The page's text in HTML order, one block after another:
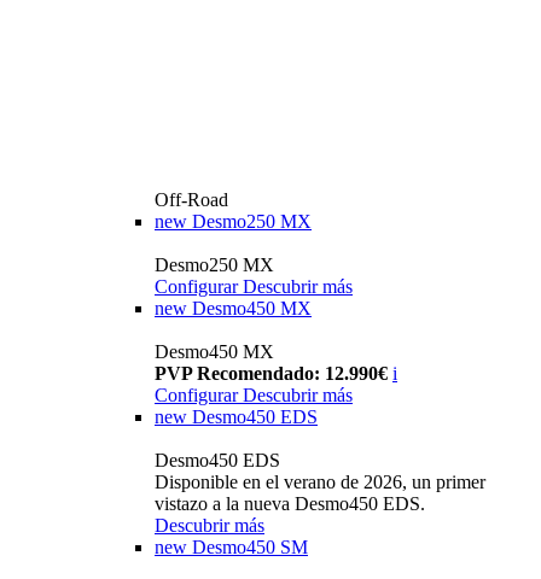
Off-Road
new Desmo250 MX
Desmo250 MX
Configurar Descubrir más
new Desmo450 MX
Desmo450 MX
PVP Recomendado: 12.990€ i
Configurar Descubrir más
new Desmo450 EDS
Desmo450 EDS
Disponible en el verano de 2026, un primer
vistazo a la nueva Desmo450 EDS.
Descubrir más
new Desmo450 SM